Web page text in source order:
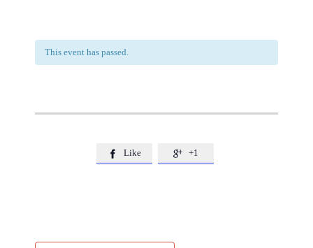
This event has passed.
 Like  +1